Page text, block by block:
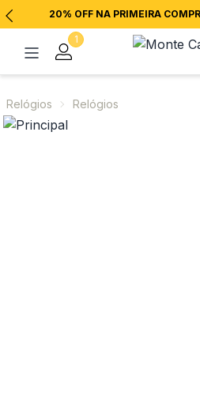
20% OFF NA PRIMEIRA
1
Relógios Relógios